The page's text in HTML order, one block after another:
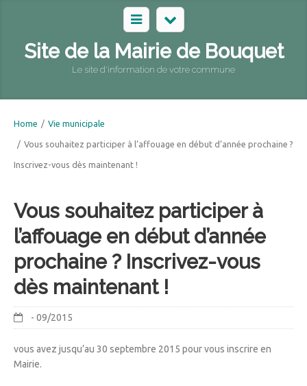
Site de la Mairie de Bouquet
Le site d'information de votre commune
Home / Vie municipale
/ Vous souhaitez participer à l’affouage en début d’année prochaine ?
Inscrivez-vous dès maintenant !
Vous souhaitez participer à
l’affouage en début d’année
prochaine ? Inscrivez-vous
dès maintenant !
- 09/2015
vous avez jusqu’au 30 septembre 2015 pour vous inscrire en
Mairie.